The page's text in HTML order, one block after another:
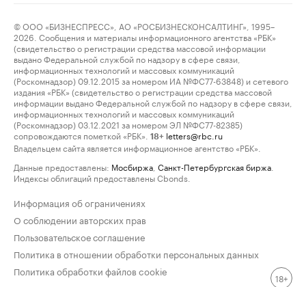
© ООО «БИЗНЕСПРЕСС», АО «РОСБИЗНЕСКОНСАЛТИНГ», 1995–
2026. Сообщения и материалы информационного агентства «РБК»
(свидетельство о регистрации средства массовой информации
выдано Федеральной службой по надзору в сфере связи,
информационных технологий и массовых коммуникаций
(Роскомнадзор) 09.12.2015 за номером ИА №ФС77-63848) и сетевого
издания «РБК» (свидетельство о регистрации средства массовой
информации выдано Федеральной службой по надзору в сфере связи,
информационных технологий и массовых коммуникаций
(Роскомнадзор) 03.12.2021 за номером ЭЛ №ФС77-82385)
сопровождаются пометкой «РБК».
18+ letters@rbc.ru
Владельцем сайта является информационное агентство «РБК».
Данные предоставлены: Мосбиржа Санкт-Петербургская биржа
Индексы облигаций предоставлены Cbonds.
Информация об ограничениях
О соблюдении авторских прав
Пользовательское соглашение
Политика в отношении обработки персональных данных
Политика обработки файлов cookie
18+